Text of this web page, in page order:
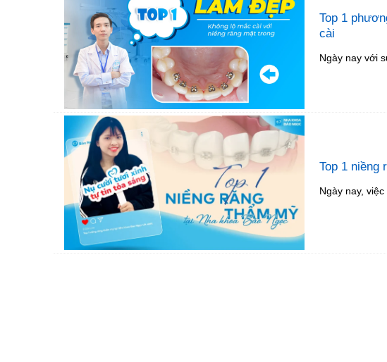
Top 1
cài
Ngày nay với
Top 1 niềng
Ngày nay,